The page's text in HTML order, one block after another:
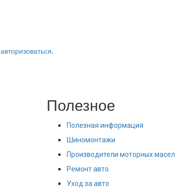
авторизоваться.
Полезное
Полезная информация
Шиномонтажи
Производители моторных масел
Ремонт авто
Уход за авто